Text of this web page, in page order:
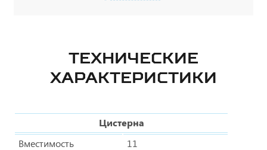
ТЕХНИЧЕСКИЕ
ХАРАКТЕРИСТИКИ
Цистерна
Вместимость
11